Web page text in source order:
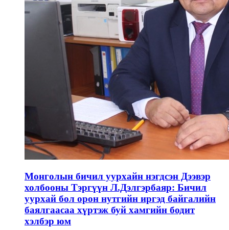
Монголын бичил уурхайн нэгдсэн Дээвэр
холбооны Тэргүүн Л.Дэлгэрбаяр: Бичил
уурхай бол орон нутгийн иргэд байгалийн
баялгаасаа хүртэж буй хамгийн бодит
хэлбэр юм